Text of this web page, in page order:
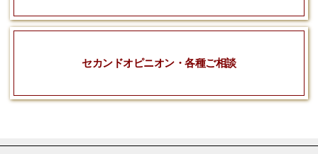
セカンドオピニオン・各種ご相談